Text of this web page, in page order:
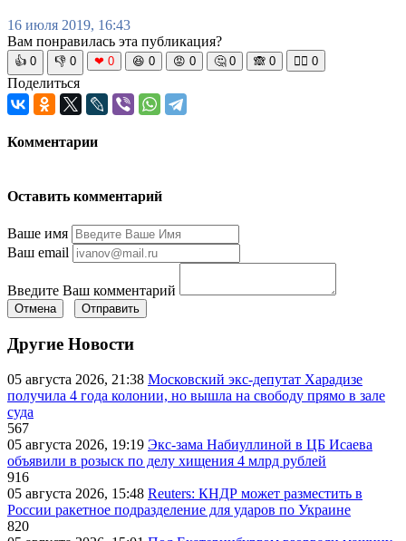
16 июля 2019, 16:43
Вам понравилась эта публикация?
👍 0 👎 0 ❤ 0 😆 0 😡 0 🤔 0 🙈 0 🧘‍♀️ 0
Поделиться
Комментарии
Оставить комментарий
Ваше имя
Ваш email
Введите Ваш комментарий
Отмена Отправить
Другие Новости
05 августа 2026, 21:38 Московский экс-депутат Харадизе
получила 4 года колонии, но вышла на свободу прямо в зале
суда
567
05 августа 2026, 19:19 Экс-зама Набиуллиной в ЦБ Исаева
объявили в розыск по делу хищения 4 млрд рублей
916
05 августа 2026, 15:48 Reuters: КНДР может разместить в
России ракетное подразделение для ударов по Украине
820